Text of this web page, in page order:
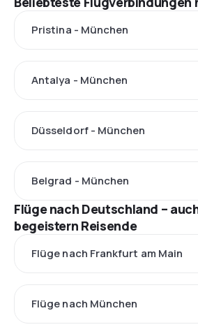
Pristina - München
Antalya - München
Düsseldorf - München
Belgrad - München
Flüge nach Deutschland –
begeistern Reisende
Flüge nach Frankfurt am Main
Flüge nach München